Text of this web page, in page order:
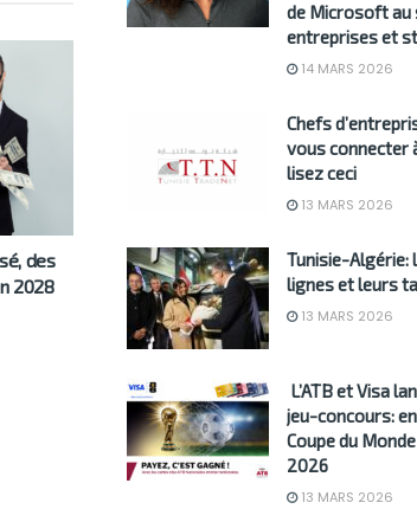
des
2028
de Microsoft au
entreprises et
14 MARS 2026
Chefs
vous connecter
lisez ceci
13 MARS 2026
Tunisie-Algérie:
lignes et leurs
13 MARS 2026
L’ATB et Visa
jeu-concours:
Coupe du
2026
13 MARS 2026